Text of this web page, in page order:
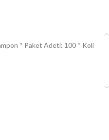
* Paket Adeti: 100 * Koli